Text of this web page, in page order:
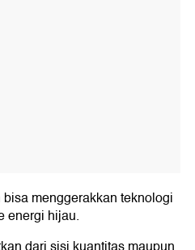
menggerakkan teknologi
energi hijau.